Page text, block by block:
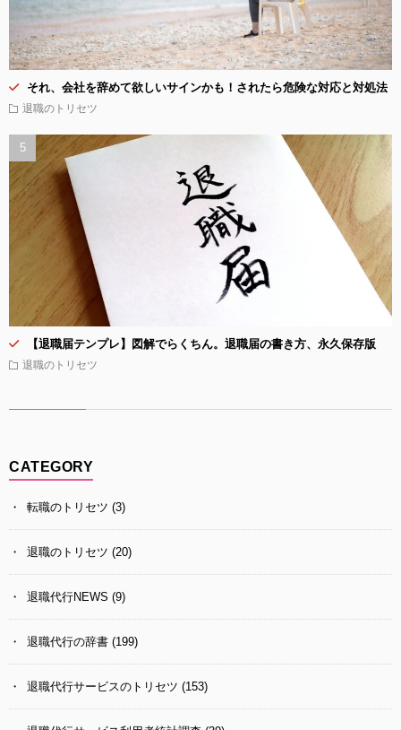
それ、会社を辞めて欲しいサインかも！されたら危険な対応と対処法
退職のトリセツ
【退職届テンプレ】図解でらくちん。退職届の書き方、永久保存版
退職のトリセツ
CATEGORY
転職のトリセツ (3)
退職のトリセツ (20)
退職代行NEWS (9)
退職代行の辞書 (199)
退職代行サービスのトリセツ (153)